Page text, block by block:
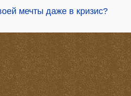
мечты даже в кризис?